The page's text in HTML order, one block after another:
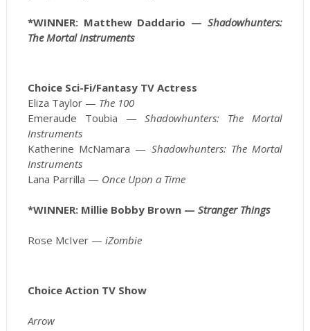
*WINNER: Matthew Daddario —Shadowhunters:
The Mortal Instruments
Choice Sci-Fi/Fantasy TV Actress
Eliza Taylor — The 100
Emeraude Toubia —Shadowhunters: The Mortal
Instruments
Katherine McNamara — Shadowhunters: The Mortal
Instruments
Lana Parrilla — Once Upon a Time
*WINNER: Millie Bobby Brown — Stranger Things
Rose McIver — iZombie
Choice Action TV Show
Arrow